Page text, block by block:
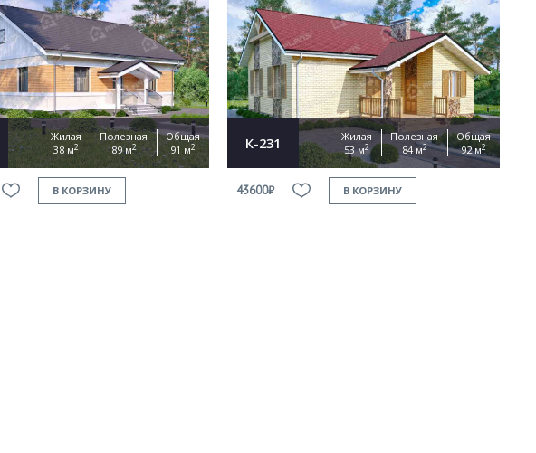
Жилая
38 м2
Полезная
89 м2
Общая
91 м2
В КОРЗИНУ
К-231
Жилая
53 м2
Полезная
84 м2
Общая
92 м2
43600₽ В КОРЗИНУ